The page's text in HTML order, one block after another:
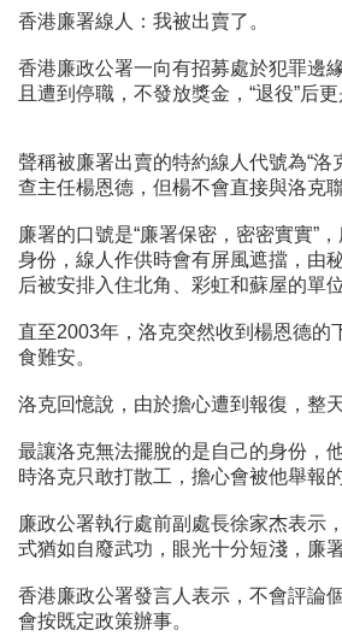
香港廉署線人：我被出賣了。
香港廉政公署一向有招募處於犯罪邊
且遭到停職，不發放獎金，“退役”后
聲稱被廉署出賣的特約線人代號為“
查主任楊恩德，但楊不會直接與洛克
廉署的口號是“廉署保密，密密實實”
身份，線人作供時會有屏風遮擋，由
后被安排入住北角、彩虹和蘇屋的單
直至2003年，洛克突然收到楊恩德的
食難安。
洛克回憶說，由於擔心遭到報復，整
最讓洛克無法擺脫的是自己的身份，
時洛克只敢打散工，擔心會被他舉報
廉政公署執行處前副處長徐家杰表示
式猶如自廢武功，眼光十分短淺，廉
香港廉政公署發言人表示，不會評論
會按既定政策辦事。